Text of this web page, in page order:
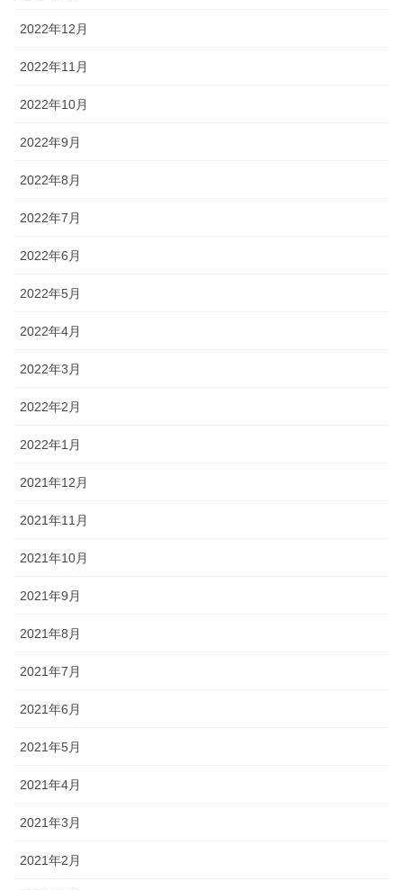
2022年12月
2022年11月
2022年10月
2022年9月
2022年8月
2022年7月
2022年6月
2022年5月
2022年4月
2022年3月
2022年2月
2022年1月
2021年12月
2021年11月
2021年10月
2021年9月
2021年8月
2021年7月
2021年6月
2021年5月
2021年4月
2021年3月
2021年2月